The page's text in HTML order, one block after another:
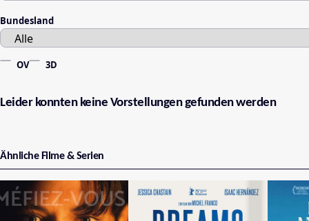
Bundesland
OV 3D
Leider konnten keine Vorstellungen gefunden werden
Ähnliche Filme & Serien